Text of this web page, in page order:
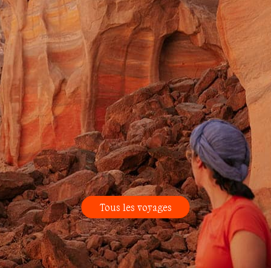
Tous les voyages